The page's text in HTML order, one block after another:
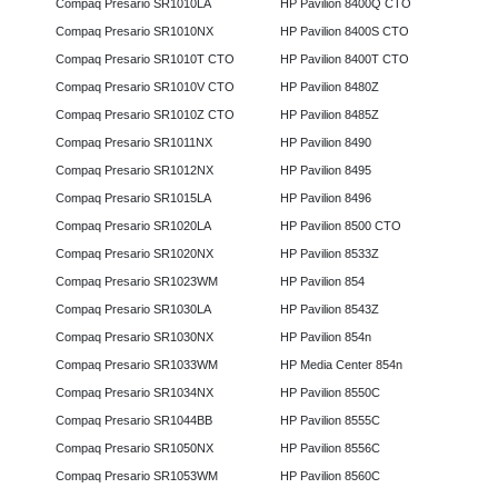
Compaq Presario SR1010LA
Compaq Presario SR1010NX
Compaq Presario SR1010T CTO
Compaq Presario SR1010V CTO
Compaq Presario SR1010Z CTO
Compaq Presario SR1011NX
Compaq Presario SR1012NX
Compaq Presario SR1015LA
Compaq Presario SR1020LA
Compaq Presario SR1020NX
Compaq Presario SR1023WM
Compaq Presario SR1030LA
Compaq Presario SR1030NX
Compaq Presario SR1033WM
Compaq Presario SR1034NX
Compaq Presario SR1044BB
Compaq Presario SR1050NX
Compaq Presario SR1053WM
HP Pavilion 8400Q CTO
HP Pavilion 8400S CTO
HP Pavilion 8400T CTO
HP Pavilion 8480Z
HP Pavilion 8485Z
HP Pavilion 8490
HP Pavilion 8495
HP Pavilion 8496
HP Pavilion 8500 CTO
HP Pavilion 8533Z
HP Pavilion 854
HP Pavilion 8543Z
HP Pavilion 854n
HP Media Center 854n
HP Pavilion 8550C
HP Pavilion 8555C
HP Pavilion 8556C
HP Pavilion 8560C